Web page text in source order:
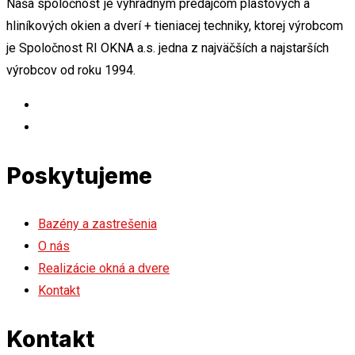
Naša spoločnosť je výhradným predajcom plastových a
hliníkových okien a dverí + tieniacej techniky, ktorej výrobcom
je Spoločnost RI OKNA a.s. jedna z najväčších a najstarších
výrobcov od roku 1994.
Poskytujeme
Bazény a zastrešenia
O nás
Realizácie okná a dvere
Kontakt
Kontakt